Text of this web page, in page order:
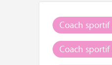
Coach sportif
Coach